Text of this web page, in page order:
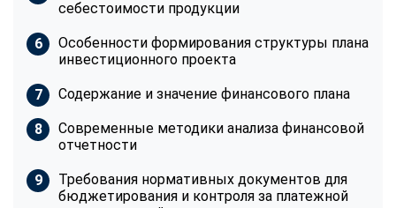
себестоимости продукции
Особенности формирования структуры плана
инвестиционного проекта
Содержание и значение финансового плана
Современные методики анализа финансовой
отчетности
Требования нормативных документов для
бюджетирования и контроля за платежной